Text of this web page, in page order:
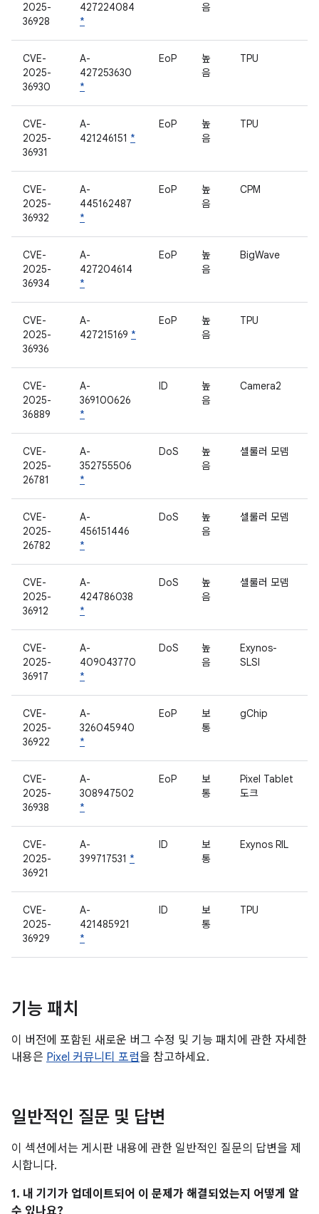
2025-
36928
427224084
*
음
CVE-
2025-
36930
A-
427253630
*
EoP
높
음
TPU
CVE-
2025-
36931
A-
421246151 *
EoP
높
음
TPU
CVE-
2025-
36932
A-
445162487
*
EoP
높
음
CPM
CVE-
2025-
36934
A-
427204614
*
EoP
높
음
BigWave
CVE-
2025-
36936
A-
427215169 *
EoP
높
음
TPU
CVE-
2025-
36889
A-
369100626
*
ID
높
음
Camera2
CVE-
2025-
26781
A-
352755506
*
DoS
높
음
셀룰러 모뎀
CVE-
2025-
26782
A-
456151446
*
DoS
높
음
셀룰러 모뎀
CVE-
2025-
36912
A-
424786038
*
DoS
높
음
셀룰러 모뎀
CVE-
2025-
36917
A-
409043770
*
DoS
높
음
Exynos-
SLSI
CVE-
2025-
36922
A-
326045940
*
EoP
보
통
gChip
CVE-
2025-
36938
A-
308947502
*
EoP
보
통
Pixel Tablet
도크
CVE-
2025-
36921
A-
399717531 *
ID
보
통
Exynos RIL
CVE-
2025-
36929
A-
421485921
*
ID
보
통
TPU
기능 패치
이 버전에 포함된 새로운 버그 수정 및 기능 패치에 관한 자세한
내용은 Pixel 커뮤니티 포럼을 참고하세요.
일반적인 질문 및 답변
이 섹션에서는 게시판 내용에 관한 일반적인 질문의 답변을 제
시합니다.
1. 내 기기가 업데이트되어 이 문제가 해결되었는지 어떻게 알
수 있나요?